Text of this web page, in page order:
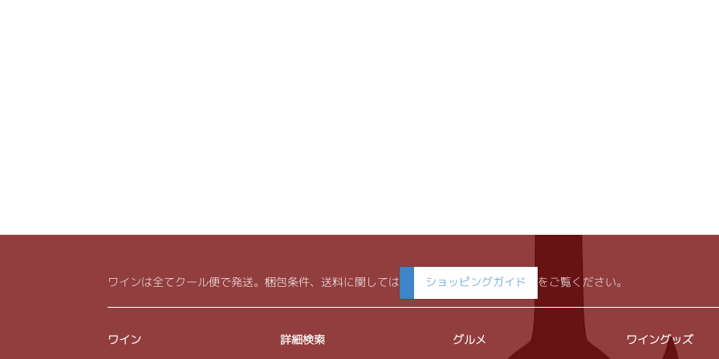
ワインは全てクール便で発送。梱包条件、送料に関しては ショッピングガイド をご覧ください。
ワイン 詳細検索 グルメ ワイングッズ